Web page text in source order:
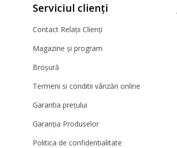
Serviciul clienți
Contact Relații Clienți
Magazine și program
Broșură
Termeni si conditii vânzări online
Garantia prețului
Garanția Produselor
Politica de confidentialitate